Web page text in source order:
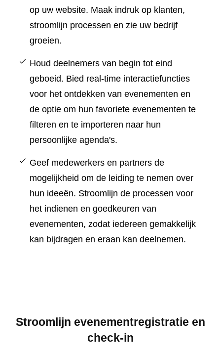
op uw website. Maak indruk op klanten,
stroomlijn processen en zie uw bedrijf
groeien.
Houd deelnemers van begin tot eind
geboeid. Bied real-time interactiefuncties
voor het ontdekken van evenementen en
de optie om hun favoriete evenementen te
filteren en te importeren naar hun
persoonlijke agenda's.
Geef medewerkers en partners de
mogelijkheid om de leiding te nemen over
hun ideeën. Stroomlijn de processen voor
het indienen en goedkeuren van
evenementen, zodat iedereen gemakkelijk
kan bijdragen en eraan kan deelnemen.
Stroomlijn evenementregistratie en
check-in